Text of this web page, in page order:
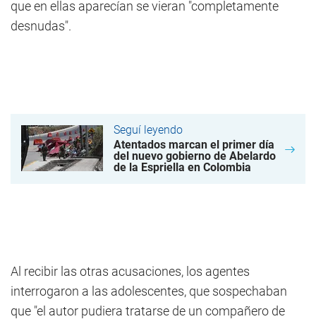
que en ellas aparecían se vieran "completamente
desnudas".
Seguí leyendo
Atentados marcan el primer día
del nuevo gobierno de Abelardo
de la Espriella en Colombia
Al recibir las otras acusaciones, los agentes
interrogaron a las adolescentes, que sospechaban
que "el autor pudiera tratarse de un compañero de